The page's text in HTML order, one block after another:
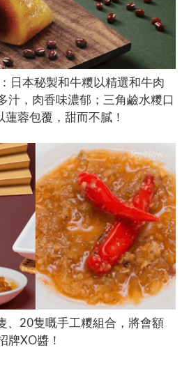
日本秘製和牛糭以精選和牛肉
汁，肉香味濃郁；三角鹼水糭口
蓉包覆，甜而不膩！
、20隻嘅手工糭組合，將會額
牌XO醬！